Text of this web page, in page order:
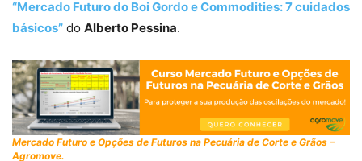
“Mercado Futuro do Boi Gordo e Commodities: 7 cuidados
básicos” do Alberto Pessina.
Mercado Futuro e Opções de Futuros na Pecuária de Corte e Grãos –
Agromove.